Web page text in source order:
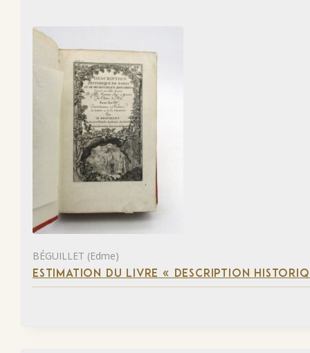
BÉGUILLET (Edme)
ESTIMATION DU LIVRE « DESCRIPTION